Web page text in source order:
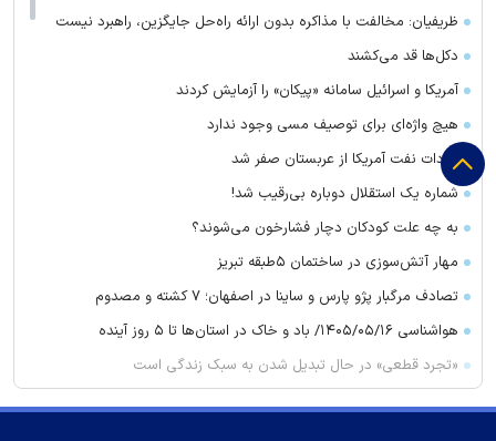
ظریفیان: مخالفت با مذاکره بدون ارائه راه‌حل جایگزین، راهبرد نیست
دکل‌ها قد می‌کشند
آمریکا و اسرائیل سامانه «پیکان» را آزمایش کردند
هیچ واژه‌ای برای توصیف مسی وجود ندارد
واردات نفت آمریکا از عربستان صفر شد
شماره یک استقلال دوباره بی‌رقیب شد!
به چه علت کودکان دچار فشارخون می‌شوند؟
مهار آتش‌سوزی در ساختمان ۵‌طبقه تبریز
تصادف مرگبار پژو پارس و ساینا در اصفهان؛ ۷ کشته و مصدوم
هواشناسی ۱۴۰۵/۰۵/۱۶/ باد و خاک در استان‌ها تا ۵ روز آینده
«تجرد قطعی» در حال تبدیل شدن به سبک زندگی است